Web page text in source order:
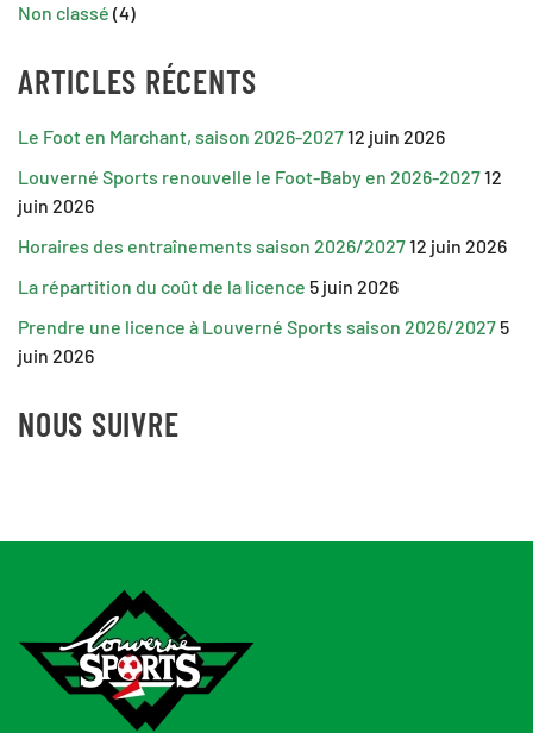
Non classé (4)
ARTICLES RÉCENTS
Le Foot en Marchant, saison 2026-202712 juin 2026
Louverné Sports renouvelle le Foot-Baby en 2026-202712
juin 2026
Horaires des entraînements saison 2026/202712 juin 2026
La répartition du coût de la licence 5 juin 2026
Prendre une licence à Louverné Sports saison 2026/2027 5
juin 2026
NOUS SUIVRE